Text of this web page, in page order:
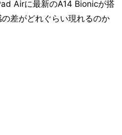
Airに最新のA14 Bionicが搭
差がどれぐらい現れるのか